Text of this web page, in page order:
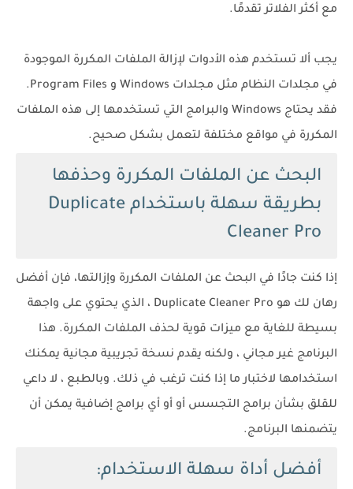
مع أكثر الفلاتر تقدمًا.
يجب ألا تستخدم هذه الأدوات لإزالة الملفات المكررة الموجودة
في مجلدات النظام مثل مجلدات Windows و Program Files.
فقد يحتاج Windows والبرامج التي تستخدمها إلى هذه الملفات
المكررة في مواقع مختلفة لتعمل بشكل صحيح.
البحث عن الملفات المكررة وحذفها
بطريقة سهلة باستخدام Duplicate
Cleaner Pro
إذا كنت جادًا في البحث عن الملفات المكررة وإزالتها، فإن أفضل
رهان لك هو Duplicate Cleaner Pro ، الذي يحتوي على واجهة
بسيطة للغاية مع ميزات قوية لحذف الملفات المكررة. هذا
البرنامج غير مجاني ، ولكنه يقدم نسخة تجريبية مجانية يمكنك
استخدامها لاختبار ما إذا كنت ترغب في ذلك. وبالطبع ، لا داعي
للقلق بشأن برامج التجسس أو أو أي برامج إضافية يمكن أن
يتضمنها البرنامج.
أفضل أداة سهلة الاستخدام: